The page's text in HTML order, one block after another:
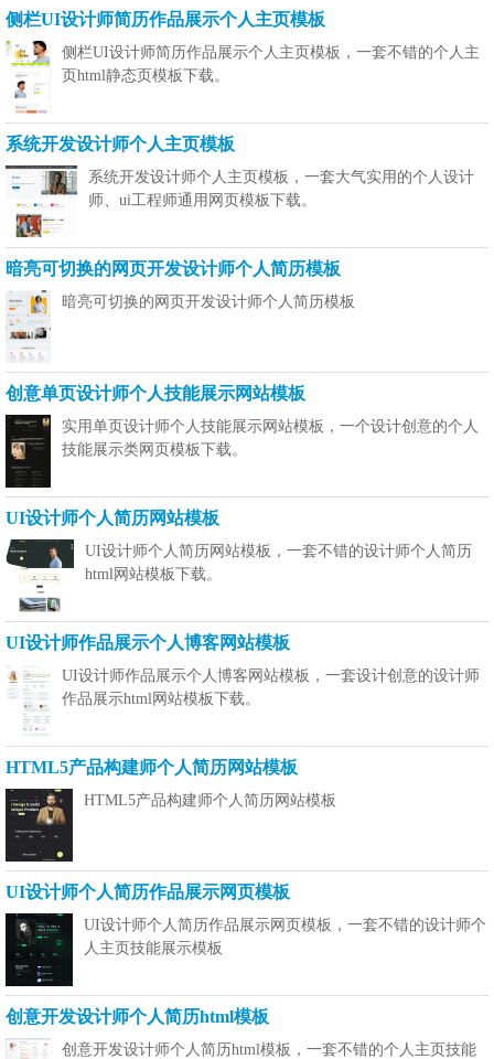
侧栏UI设计师简历作品展示个人主页模板
侧栏UI设计师简历作品展示个人主页模板，一套不错的个人主
页html静态页模板下载。
系统开发设计师个人主页模板
系统开发设计师个人主页模板，一套大气实用的个人设计
师、ui工程师通用网页模板下载。
暗亮可切换的网页开发设计师个人简历模板
暗亮可切换的网页开发设计师个人简历模板
创意单页设计师个人技能展示网站模板
实用单页设计师个人技能展示网站模板，一个设计创意的个人
技能展示类网页模板下载。
UI设计师个人简历网站模板
UI设计师个人简历网站模板，一套不错的设计师个人简历
html网站模板下载。
UI设计师作品展示个人博客网站模板
UI设计师作品展示个人博客网站模板，一套设计创意的设计师
作品展示html网站模板下载。
HTML5产品构建师个人简历网站模板
HTML5产品构建师个人简历网站模板
UI设计师个人简历作品展示网页模板
UI设计师个人简历作品展示网页模板，一套不错的设计师个
人主页技能展示模板
创意开发设计师个人简历html模板
创意开发设计师个人简历html模板，一套不错的个人主页技能